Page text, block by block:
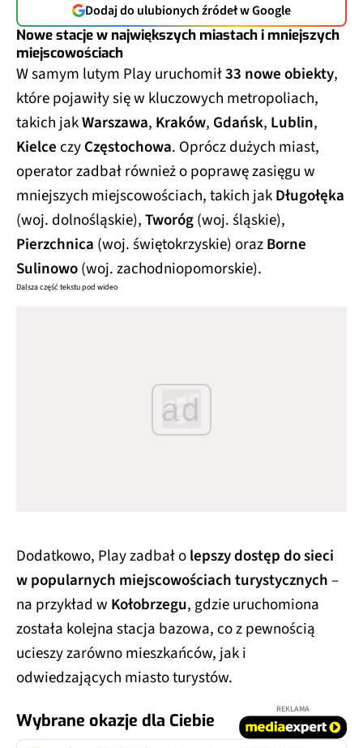
Dodaj do ulubionych źródeł w Google
Nowe stacje w największych miastach i mniejszych
miejscowościach
W samym lutym Play uruchomił33 nowe obiekty,
które pojawiły się w kluczowych metropoliach,
takich jakWarszawa, Kraków, Gdańsk, Lublin,
KielceczyCzęstochowa. Oprócz dużych miast,
operator zadbał również o poprawę zasięgu w
mniejszych miejscowościach, takich jakDługołęka
(woj. dolnośląskie),Tworóg(woj. śląskie),
Pierzchnica (woj. świętokrzyskie) orazBorne
Sulinowo(woj. zachodniopomorskie).
Dalsza część tekstu pod wideo
ad
Dodatkowo, Play zadbał olepszy dostęp do sieci
w popularnych miejscowościach turystycznych–
na przykład w Kołobrzegu, gdzie uruchomiona
została kolejna stacja bazowa, co z pewnością
ucieszy zarówno mieszkańców, jak i
odwiedzających miasto turystów.
Wybrane okazje dla Ciebie
REKLAMA